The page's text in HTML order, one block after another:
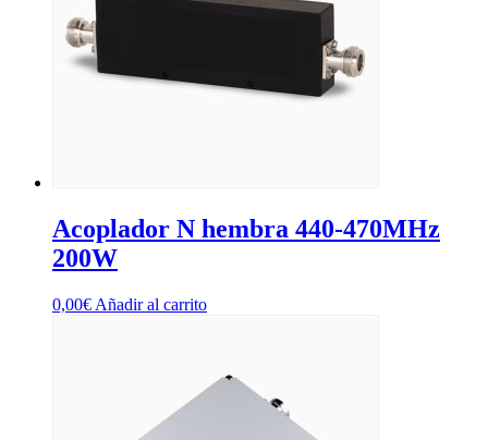
Acoplador N hembra 440-470MHz
200W
0,00€ Añadir al carrito